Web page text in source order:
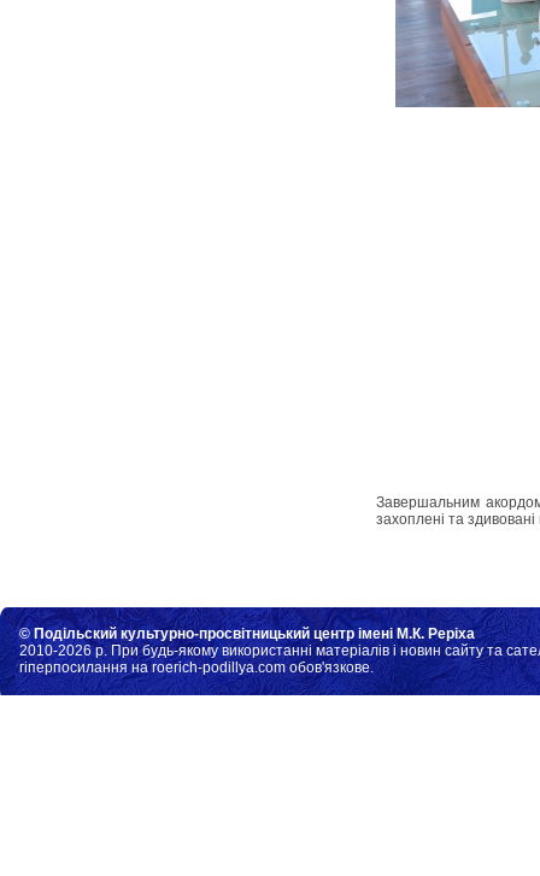
Завершальним
захоплені та
© Подільский культурно-просвітницький центр імені М.К. Реріха
2010-2026 р. При будь-якому використанні матеріалів і новин сайту та
гіперпосилання на roerich-podillya.com обов'язкове.